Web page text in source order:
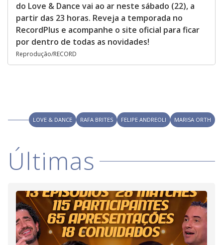
do Love & Dance vai ao ar neste sábado (22), a
partir das 23 horas. Reveja a temporada no
RecordPlus e acompanhe o site oficial para ficar
por dentro de todas as novidades!
Reprodução/RECORD
LOVE & DANCE RAFA BRITES FELIPE ANDREOLI MARISA ORTH
Últimas